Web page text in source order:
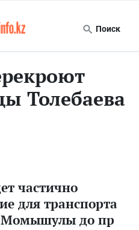
Поиск
Толебаева
частично
для транспорта
Момышулы до пр